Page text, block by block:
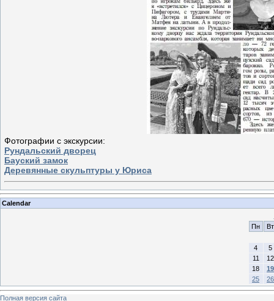
Фотографии с экскурсии:
Рундальский дворец
Бауский замок
Деревянные скульптуры у Юриса
Calendar
Пн
Вт
4
5
11
12
18
19
25
26
Полная версия сайта